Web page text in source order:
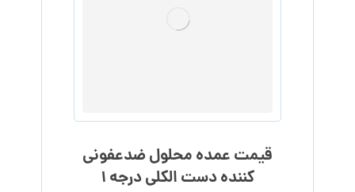
قیمت عمده محلول ضدعفونی
کننده دست الکلی درجه ۱